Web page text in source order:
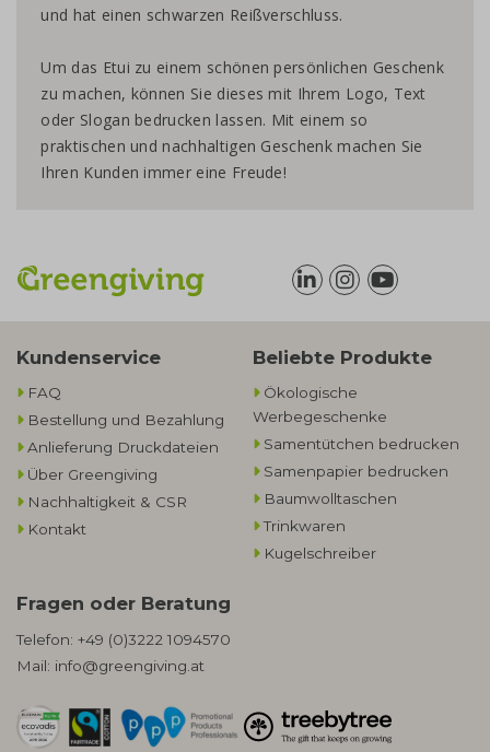
und hat einen schwarzen Reißverschluss.
Um das Etui zu einem schönen persönlichen Geschenk
zu machen, können Sie dieses mit Ihrem Logo, Text
oder Slogan bedrucken lassen. Mit einem so
praktischen und nachhaltigen Geschenk machen Sie
Ihren Kunden immer eine Freude!
Kundenservice
FAQ
Bestellung und Bezahlung
Anlieferung Druckdateien
Über Greengiving
Nachhaltigkeit & CSR
Kontakt
Beliebte Produkte
Ökologische
Werbegeschenke​
Samentütchen bedrucken
Samenpapier bedrucken
Baumwolltaschen​
Trinkwaren
Kugelschreiber
Fragen oder Beratung
Telefon: +49 (0)3222 1094570
Mail: info@greengiving.at